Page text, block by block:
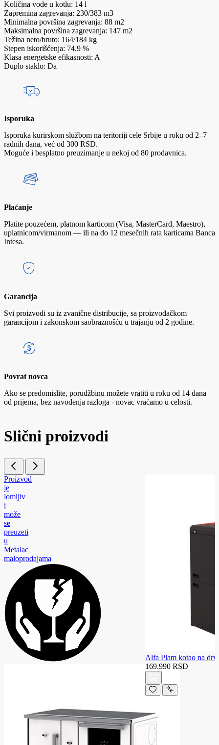
Količina vode u kotlu: 14 l
Zapremina zagrevanja: 230/383 m3
Minimalna površina zagrevanja: 88 m2
Maksimalna površina zagrevanja: 147 m2
Težina neto/bruto: 164/184 kg
Stepen iskorišćenja: 74.9 %
Klasa energetske efikasnosti: A
Duplo staklo: Da
Isporuka
Isporuka kurirskom službom na teritoriji cele Srbije u roku od 2–7
radnih dana, već od 300 RSD.
Moguće i besplatno preuzimanje u nekoj od 80 prodavnica.
Plaćanje
Platite pouzećem, platnom karticom (Visa, MasterCard, Maestro),
uplatnicom/virmanom — ili na do 12 mesečnih rata karticama Banca
Intesa.
Garancija
Svi proizvodi su iz zvanične distribucije, sa proizvođačkom
garancijom i zakonskom saobraznošću u trajanju od 2 godine.
Povrat novca
Ako se predomislite, porudžbinu možete vratiti u roku od 14 dana
od prijema, bez navođenja razloga - novac vraćamo u celosti.
Slični proizvodi
Proizvod
je
lomljiv
i
može
se
preuzeti
u
Metalac
maloprodajama
Alfa Plam kotao na
169.990 RSD